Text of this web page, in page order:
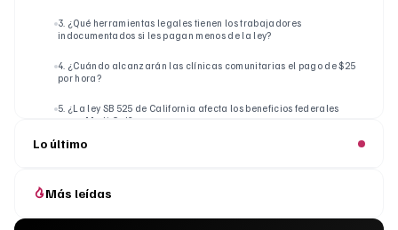
3. ¿Qué herramientas legales tienen los trabajadores
indocumentados si les pagan menos de la ley?
4. ¿Cuándo alcanzarán las clínicas comunitarias el pago de $25
por hora?
5. ¿La ley SB 525 de California afecta los beneficios federales
como Medi-Cal?
Lo último
Más leídas